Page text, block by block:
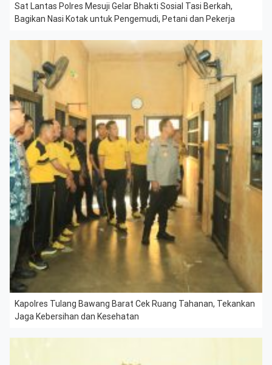
Sat Lantas Polres Mesuji Gelar Bhakti Sosial Tasi Berkah,
Bagikan Nasi Kotak untuk Pengemudi, Petani dan Pekerja
Kapolres Tulang Bawang Barat Cek Ruang Tahanan, Tekankan
Jaga Kebersihan dan Kesehatan